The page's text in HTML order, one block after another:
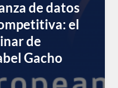
de datos
el
de
Gacho